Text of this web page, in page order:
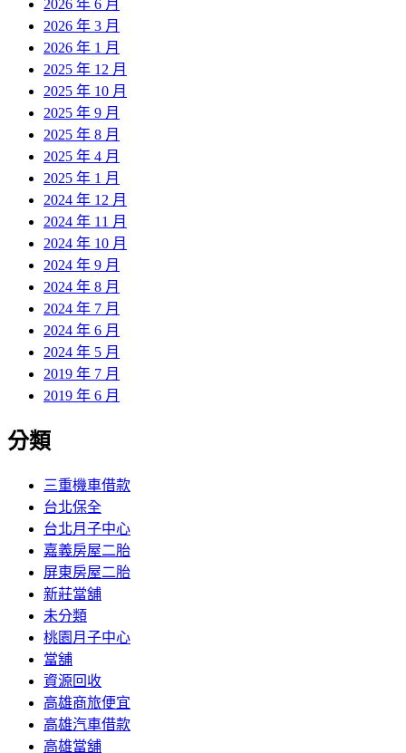
2026 年 6 月
2026 年 3 月
2026 年 1 月
2025 年 12 月
2025 年 10 月
2025 年 9 月
2025 年 8 月
2025 年 4 月
2025 年 1 月
2024 年 12 月
2024 年 11 月
2024 年 10 月
2024 年 9 月
2024 年 8 月
2024 年 7 月
2024 年 6 月
2024 年 5 月
2019 年 7 月
2019 年 6 月
分類
三重機車借款
台北保全
台北月子中心
嘉義房屋二胎
屏東房屋二胎
新莊當舖
未分類
桃園月子中心
當舖
資源回收
高雄商旅便宜
高雄汽車借款
高雄當舖